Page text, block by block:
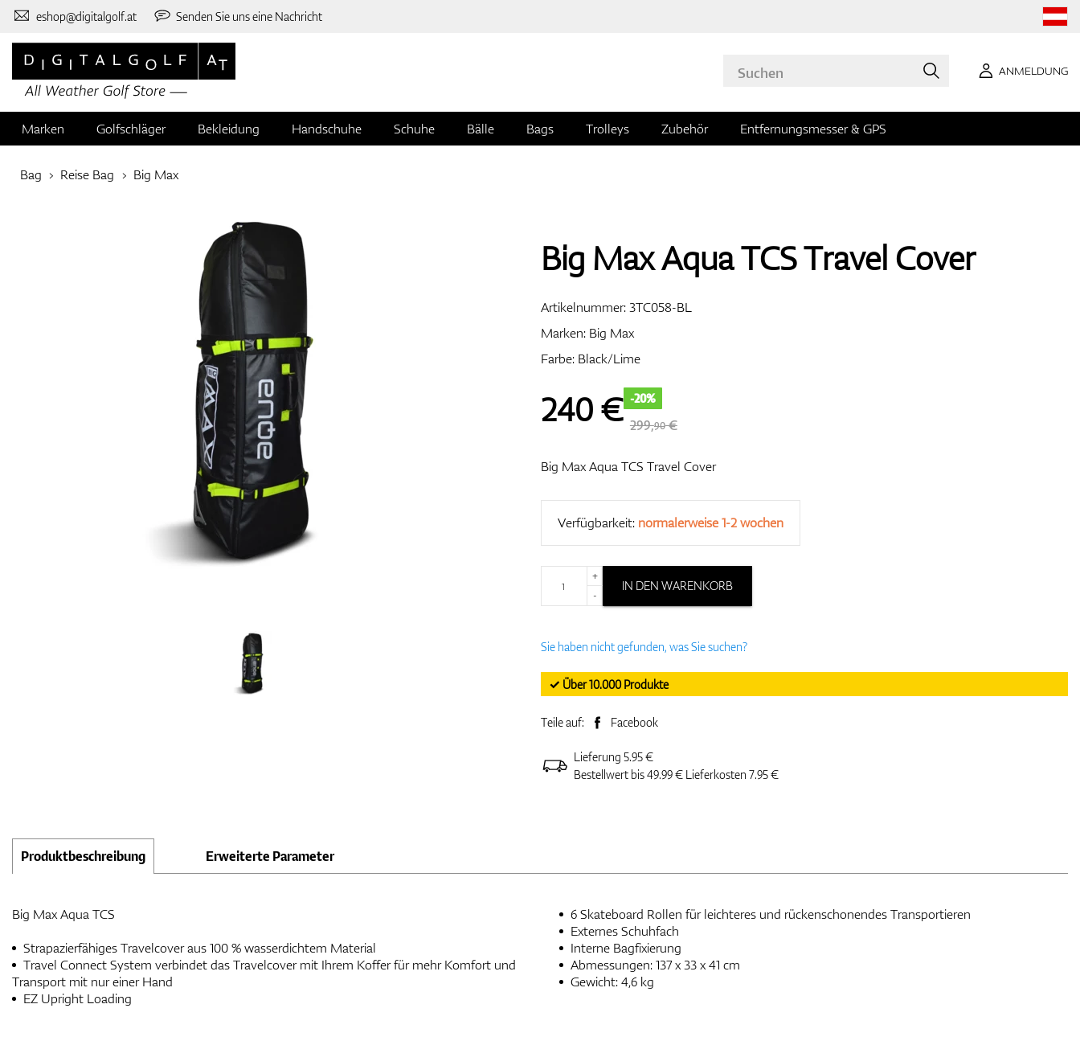
eshop@digitalgolf.at Senden Sie uns eine Nachricht
ANMELDUNG
Marken Golfschläger Bekleidung Handschuhe Schuhe Bälle Bags Trolleys Zubehör Entfernungsmesser & GPS
Bag Reise Bag Big Max
Big Max Aqua TCS Travel Cover
Artikelnummer:3TC058-BL
Marken: Big Max
Farbe: Black/Lime
240€ -20%
299,90€
Big Max Aqua TCS Travel Cover
Verfügbarkeit: normalerweise 1-2 wochen
+
-
IN DEN WARENKORB
Sie haben nicht gefunden, was Sie suchen?
✓ Über 10.000 Produkte
Teile auf: Facebook
Lieferung 5.95 €
Bestellwert bis 49.99 € Lieferkosten 7.95 €
Produktbeschreibung Erweiterte Parameter
Big Max Aqua TCS
Strapazierfähiges Travelcover aus 100 % wasserdichtem Material
Travel Connect System verbindet das Travelcover mit Ihrem Koffer für mehr Komfort und
Transport mit nur einer Hand
EZ Upright Loading
6 Skateboard Rollen für leichteres und rückenschonendes Transportieren
Externes Schuhfach
Interne Bagfixierung
Abmessungen: 137 x 33 x 41 cm
Gewicht: 4,6 kg